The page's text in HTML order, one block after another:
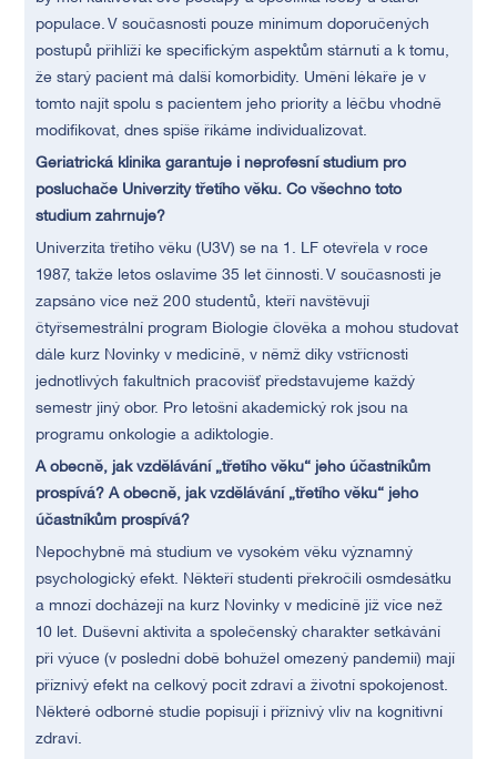
populace. V současnosti pouze minimum doporučených
postupů přihlíží ke specifickým aspektům stárnutí a k tomu,
že starý pacient má další komorbidity. Umění lékaře je v
tomto najít spolu s pacientem jeho priority a léčbu vhodně
modifikovat, dnes spíše říkáme individualizovat.
Geriatrická klinika garantuje i neprofesní studium pro
posluchače Univerzity třetího věku. Co všechno toto
studium zahrnuje?
Univerzita třetího věku (U3V) se na 1. LF otevřela v roce
1987, takže letos oslavíme 35 let činnosti. V současnosti je
zapsáno více než 200 studentů, kteří navštěvují
čtyřsemestrální program Biologie člověka a mohou studovat
dále kurz Novinky v medicíně, v němž díky vstřícnosti
jednotlivých fakultních pracovišť představujeme každý
semestr jiný obor. Pro letošní akademický rok jsou na
programu onkologie a adiktologie.
A obecně, jak vzdělávání „třetího věku“ jeho účastníkům
prospívá?A obecně, jak vzdělávání „třetího věku“ jeho
účastníkům prospívá?
Nepochybně má studium ve vysokém věku významný
psychologický efekt. Někteří studenti překročili osmdesátku
a mnozí docházejí na kurz Novinky v medicíně již více než
10 let. Duševní aktivita a společenský charakter setkávání
při výuce (v poslední době bohužel omezený pandemií) mají
příznivý efekt na celkový pocit zdraví a životní spokojenost.
Některé odborné studie popisují i příznivý vliv na kognitivní
zdraví.